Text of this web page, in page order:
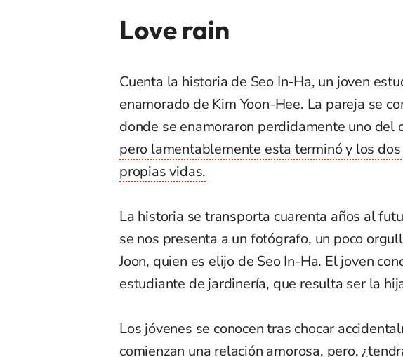
Love rain
Cuenta la historia de Seo In-Ha, un joven
enamorado de Kim Yoon-Hee. La pareja se
donde se enamoraron perdidamente uno del
pero lamentablemente esta terminó y los
propias vidas.
La historia se transporta cuarenta años al
se nos presenta a un fotógrafo, un poco
Joon, quien es elijo de Seo In-Ha. El joven
estudiante de jardinería, que resulta ser la
Los jóvenes se conocen tras chocar
comienzan una relación amorosa, pero,